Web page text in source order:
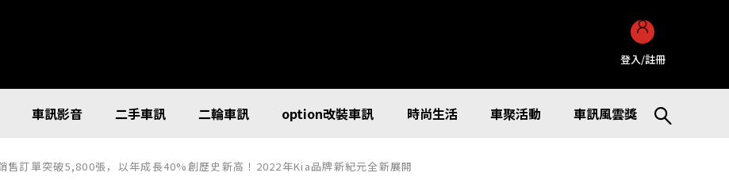
登入/註冊
車訊影音 二手車訊 二輪車訊 option改裝車訊 時尚生活 車聚活動 車訊風雲獎
售訂單突破5,800張，以年成長40%創歷史新高！2022年Kia品牌新紀元全新展開